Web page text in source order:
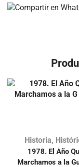
Historia,
1978. El Año
Marchamos a la